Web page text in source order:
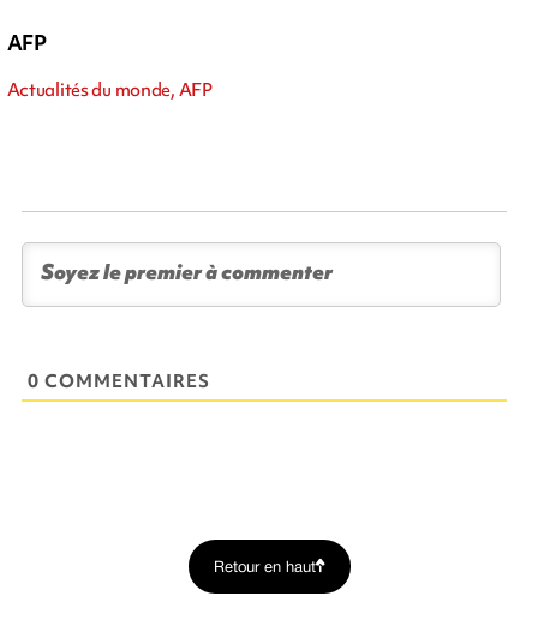
AFP
Actualités du monde, AFP
0 COMMENTAIRES
Retour en haut